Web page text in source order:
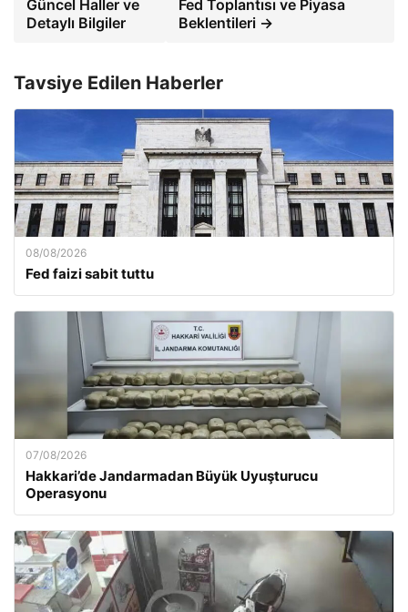
Güncel Haller ve
Detaylı Bilgiler
Fed Toplantısı ve Piyasa
Beklentileri →
Tavsiye Edilen Haberler
08/08/2026
Fed faizi sabit tuttu
07/08/2026
Hakkari’de Jandarmadan Büyük Uyuşturucu
Operasyonu